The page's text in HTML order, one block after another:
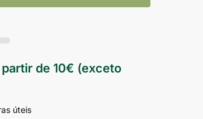
de 10€ (exceto
úteis